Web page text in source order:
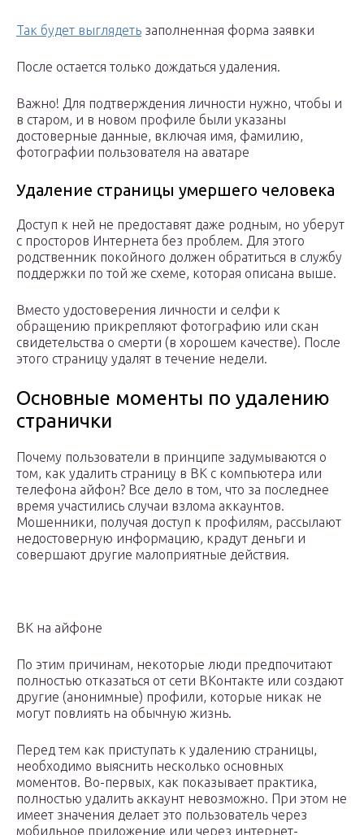
Так будет выглядеть заполненная форма заявки
После остается только дождаться удаления.
Важно! Для подтверждения личности нужно, чтобы и
в старом, и в новом профиле были указаны
достоверные данные, включая имя, фамилию,
фотографии пользователя на аватаре
Удаление страницы умершего человека
Доступ к ней не предоставят даже родным, но уберут
с просторов Интернета без проблем. Для этого
родственник покойного должен обратиться в службу
поддержки по той же схеме, которая описана выше.
Вместо удостоверения личности и селфи к
обращению прикрепляют фотографию или скан
свидетельства о смерти (в хорошем качестве). После
этого страницу удалят в течение недели.
Основные моменты по удалению
странички
Почему пользователи в принципе задумываются о
том, как удалить страницу в ВК с компьютера или
телефона айфон? Все дело в том, что за последнее
время участились случаи взлома аккаунтов.
Мошенники, получая доступ к профилям, рассылают
недостоверную информацию, крадут деньги и
совершают другие малоприятные действия.
ВК на айфоне
По этим причинам, некоторые люди предпочитают
полностью отказаться от сети ВКонтакте или создают
другие (анонимные) профили, которые никак не
могут повлиять на обычную жизнь.
Перед тем как приступать к удалению страницы,
необходимо выяснить несколько основных
моментов. Во-первых, как показывает практика,
полностью удалить аккаунт невозможно. При этом не
имеет значения делает это пользователь через
мобильное приложение или через интернет-